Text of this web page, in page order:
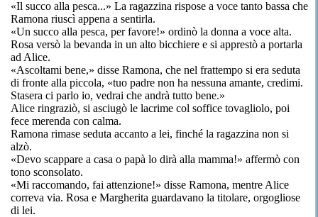
«Il succo alla pesca...» La ragazzina rispose a voce tanto bassa che
Ramona riuscì appena a sentirla.
«Un succo alla pesca, per favore!» ordinò la donna a voce alta.
Rosa versò la bevanda in un alto bicchiere e si apprestò a portarla
ad Alice.
«Ascoltami bene,» disse Ramona, che nel frattempo si era seduta
di fronte alla piccola, «tuo padre non ha nessuna amante, credimi.
Stasera ci parlo io, vedrai che andrà tutto bene.»
Alice ringraziò, si asciugò le lacrime col soffice tovagliolo, poi
fece merenda con calma.
Ramona rimase seduta accanto a lei, finché la ragazzina non si
alzò.
«Devo scappare a casa o papà lo dirà alla mamma!» affermò con
tono sconsolato.
«Mi raccomando, fai attenzione!» disse Ramona, mentre Alice
correva via. Rosa e Margherita guardavano la titolare, orgogliose
di lei.